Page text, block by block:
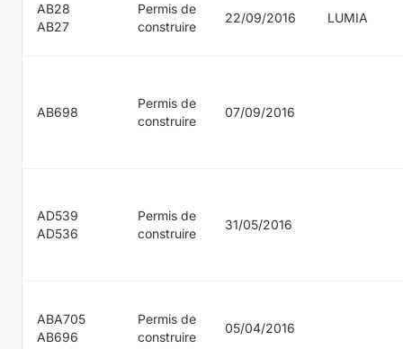
AB28
AB27
Permis de
construire
22/09/2016 LUMIA
AB698
Permis de
construire
07/09/2016
AD539
AD536
Permis de
construire
31/05/2016
ABA705
AB696
Permis de
construire
05/04/2016